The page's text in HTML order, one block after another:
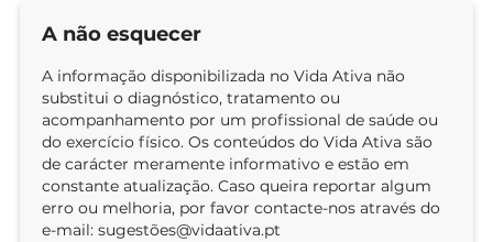
A não esquecer
A informação disponibilizada no Vida Ativa não
substitui o diagnóstico, tratamento ou
acompanhamento por um profissional de saúde ou
do exercício físico. Os conteúdos do Vida Ativa são
de carácter meramente informativo e estão em
constante atualização. Caso queira reportar algum
erro ou melhoria, por favor contacte-nos através do
e-mail: sugestões@vidaativa.pt